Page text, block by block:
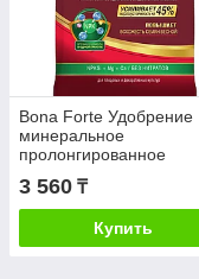
Bona Forte Удобрение
минеральное
пролонгированное
универсальное с
биодоступным
кремнием(лето-
осень),2,5кг
3 560 ₸
Купить